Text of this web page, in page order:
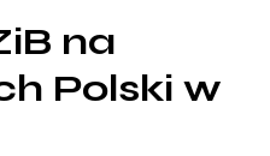
na
Polski w